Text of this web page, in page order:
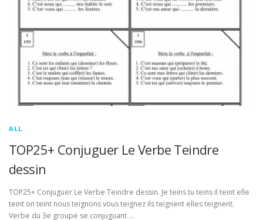
ALL
TOP25+ Conjuguer Le Verbe Teindre
dessin
TOP25+ Conjuguer Le Verbe Teindre dessin. Je teins tu teins il teint elle
teint on teint nous teignons vous teignez ils teignent elles teignent.
Verbe du 3e groupe se conjuguant …